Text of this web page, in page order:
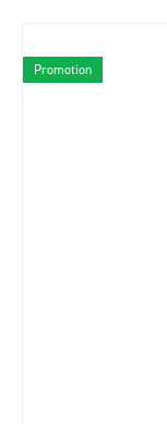
Promotion